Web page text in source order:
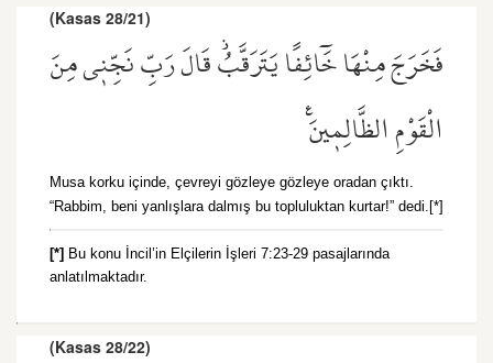
(Kasas 28/21)
فَخَرَجَ مِنْهَا خَٓائِفًا يَتَرَقَّبُۘ قَالَ رَبِّ نَجِّن۪ي مِنَ
الْقَوْمِ الظَّالِم۪ينَ۟
Musa korku içinde, çevreyi gözleye gözleye oradan çıktı.
“Rabbim, beni yanlışlara dalmış bu topluluktan kurtar!” dedi.[*]
[*] Bu konu İncil’in Elçilerin İşleri 7:23-29 pasajlarında
anlatılmaktadır.
(Kasas 28/22)